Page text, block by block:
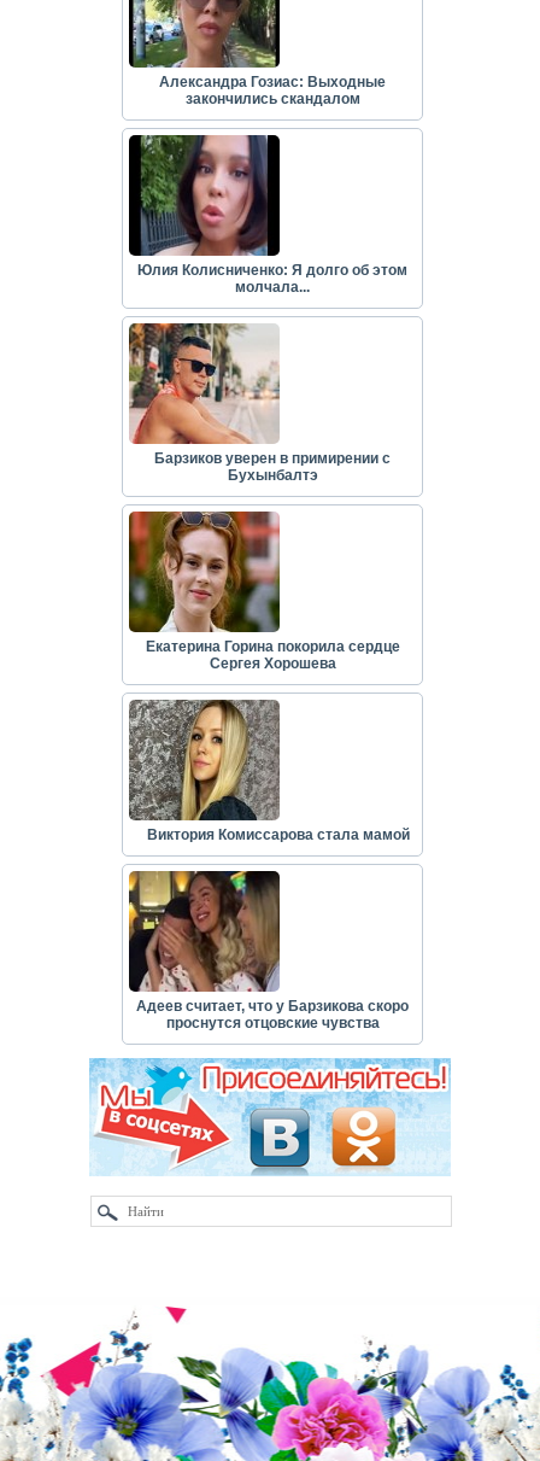
Александра Гозиас: Выходные
закончились скандалом
Юлия Колисниченко: Я долго об этом
молчала...
Барзиков уверен в примирении с
Бухынбалтэ
Екатерина Горина покорила сердце
Сергея Хорошева
Виктория Комиссарова стала мамой
Адеев считает, что у Барзикова скоро
проснутся отцовские чувства